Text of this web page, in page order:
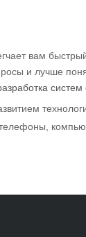
вам
и лучше
систем